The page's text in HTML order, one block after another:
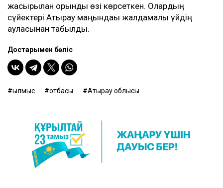
жасырылған орынды өзі көрсеткен. Олардың
сүйектері Атырау маңындағы жалдамалы үйдің
ауласынан табылды.
Достарыңмен бөліс
қылмыс отбасы Атырау облысы